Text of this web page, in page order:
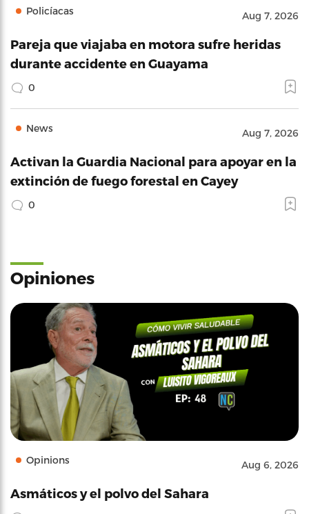
Policíacas Aug 7, 2026
Pareja que viajaba en motora sufre heridas
durante accidente en Guayama
0
News Aug 7, 2026
Activan la Guardia Nacional para apoyar en la
extinción de fuego forestal en Cayey
0
Opiniones
Opinions Aug 6, 2026
Asmáticos y el polvo del Sahara